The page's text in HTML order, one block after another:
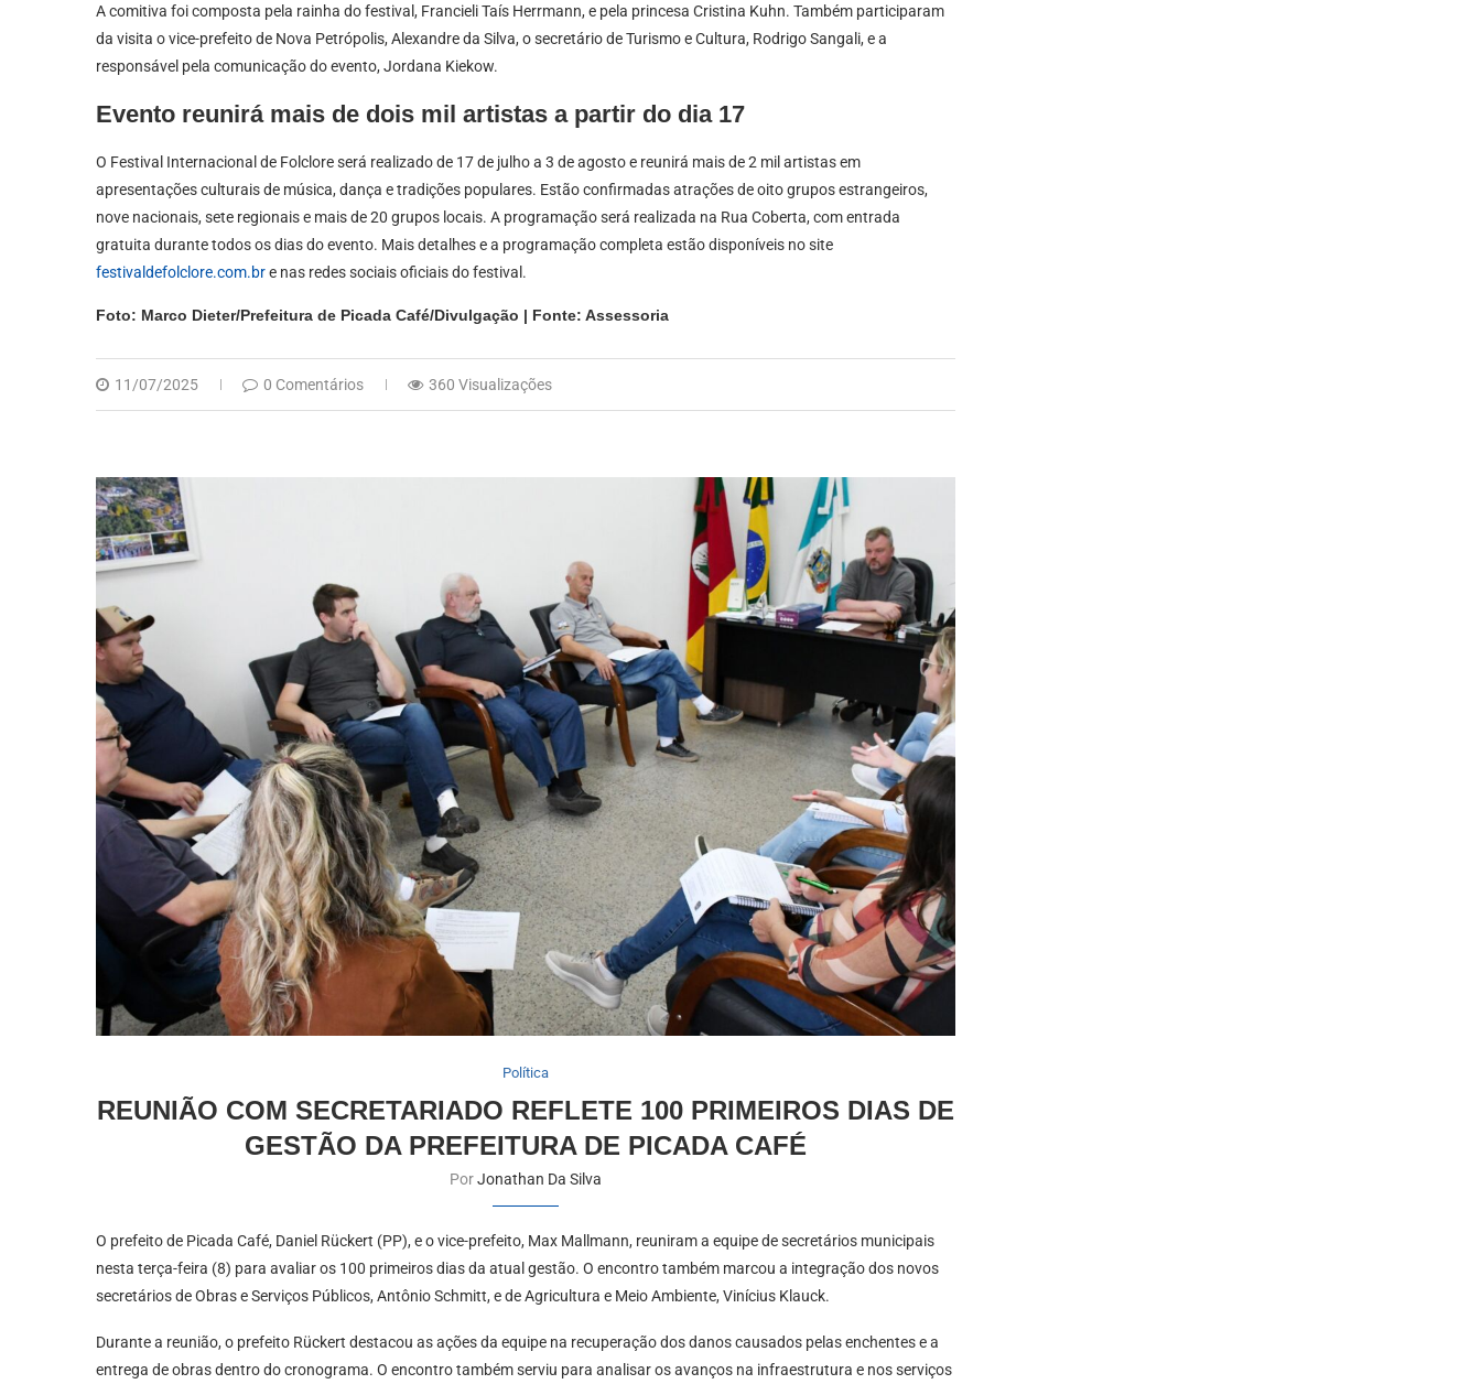
A comitiva foi composta pela rainha do festival, Francieli Taís Herrmann, e pela princesa Cristina Kuhn. Também participaram
da visita o vice-prefeito de Nova Petrópolis, Alexandre da Silva, o secretário de Turismo e Cultura, Rodrigo Sangali, e a
responsável pela comunicação do evento, Jordana Kiekow.
Evento reunirá mais de dois mil artistas a partir do dia 17
O Festival Internacional de Folclore será realizado de 17 de julho a 3 de agosto e reunirá mais de 2 mil artistas em
apresentações culturais de música, dança e tradições populares. Estão confirmadas atrações de oito grupos estrangeiros,
nove nacionais, sete regionais e mais de 20 grupos locais. A programação será realizada na Rua Coberta, com entrada
gratuita durante todos os dias do evento. Mais detalhes e a programação completa estão disponíveis no site
festivaldefolclore.com.bre nas redes sociais oficiais do festival.
Foto: Marco Dieter/Prefeitura de Picada Café/Divulgação | Fonte: Assessoria
11/07/2025 0 Comentários 360 Visualizações
Política
REUNIÃO COM SECRETARIADO REFLETE 100 PRIMEIROS DIAS DE
GESTÃO DA PREFEITURA DE PICADA CAFÉ
PorJonathan Da Silva
O prefeito de Picada Café, Daniel Rückert (PP), e o vice-prefeito, Max Mallmann, reuniram a equipe de secretários municipais
nesta terça-feira (8) para avaliar os 100 primeiros dias da atual gestão. O encontro também marcou a integração dos novos
secretários de Obras e Serviços Públicos, Antônio Schmitt, e de Agricultura e Meio Ambiente, Vinícius Klauck.
Durante a reunião, o prefeito Rückert destacou as ações da equipe na recuperação dos danos causados pelas enchentes e a
entrega de obras dentro do cronograma. O encontro também serviu para analisar os avanços na infraestrutura e nos serviços